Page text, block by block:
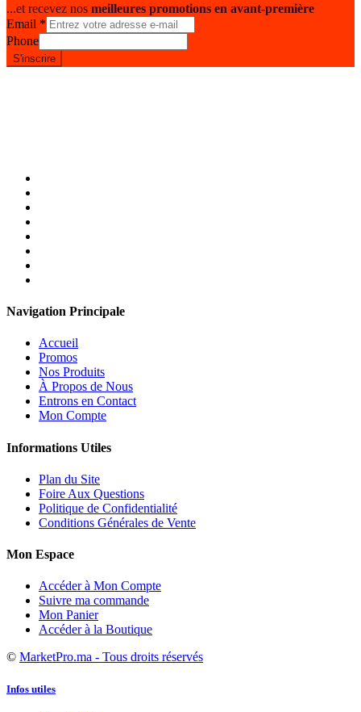
...et recevez nos meilleures promotions en avant-première
Email *
Phone
S'inscrire
Navigation Principale
Accueil
Promos
Nos Produits
À Propos de Nous
Entrons en Contact
Mon Compte
Informations Utiles
Plan du Site
Foire Aux Questions
Politique de Confidentialité
Conditions Générales de Vente
Mon Espace
Accéder à Mon Compte
Suivre ma commande
Mon Panier
Accéder à la Boutique
© MarketPro.ma - Tous droits réservés
Infos utiles